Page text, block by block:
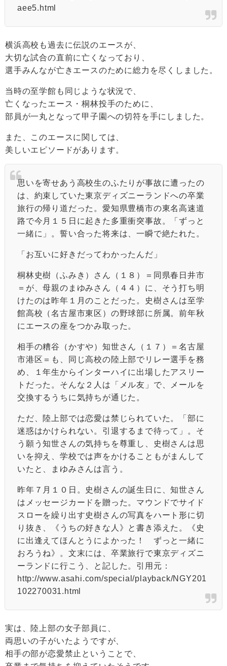
aee5.html
横浜高校も過去に伝説のエースが、
大切な試合の直前に亡くなっており、
選手みんなが亡きエースのために総力を尽くしました。
当時の至学館も同じような状況で、
亡くなったエース・桐林投手のために、
部員が一丸となって甲子園への切符を手にしました。
また、このエースに関しては、
美しいエピソードがあります。
思いを寄せあう高校生のふたりが事故に遭ったの
は、約束していた東京ディズニーランドへの卒業
旅行の帰り道だった。愛知県豊橋市の東名高速道
路で今月１５日に起きた多重衝突事故。「ずっと
一緒に」。誓い合った将来は、一瞬で絶たれた。
「お互いに好きだってわかったんだ」
桐林史樹（ふみき）さん（１８）＝同県春日井市
＝が、母親のまゆみさん（４４）に、そう打ち明
けたのは昨年１月のことだった。史樹さんは至学
館高校（名古屋市東区）の野球部に所属。前年秋
にエースの座をつかみ取った。
相手の糟谷（かすや）知世さん（１７）＝名古屋
市港区＝も、同じ高校の陸上部でリレー選手を務
め、１年生からインターハイに出場したアスリー
トだった。そんな２人は「メル友」で、メールを
交換するうちに気持ちが通じた。
ただ、陸上部では恋愛は禁じられていた。「部に
迷惑はかけられない。引退するまで待って」。そ
う願う知世さんの気持ちを尊重し、史樹さんは思
いを抑え、学校では声をかけることもがまんして
いたと、まゆみさんは言う。
昨年７月１０日。史樹さんの誕生日に、知世さん
はメッセージカードを贈った。マウンドでサイド
スローを繰り出す史樹さんの写真をハート形に切
り抜き、《うちの好きな人》と書き添えた。《史
に出逢えてほんとうによかった！ ずっと一緒に
おろうね》。文末には、卒業旅行で東京ディズニ
ーランドに行こう、と記した。引用元：
http://www.asahi.com/special/playback/NGY201
102270031.html
実は、陸上部の女子部員に、
両思いの子がいたようですが、
相手の部が恋愛禁止ということで、